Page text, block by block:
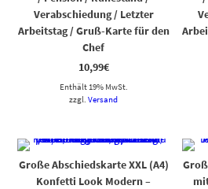
Verabschiedung / Letzter
Arbeitstag / Gruß-Karte für den
Chef
10,99€
Enthält 19% MwSt.
zzgl.Versand
Große Abschiedskarte XXL (A4)
Konfetti Look Modern –